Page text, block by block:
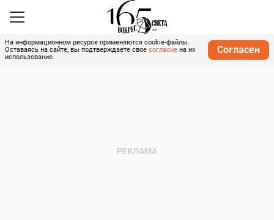
На информационном ресурсе применяются cookie-файлы.
Оставаясь на сайте, вы подтверждаете свое согласие на их
использование.
Согласен